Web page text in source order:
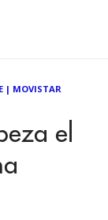
| MOVISTAR
el